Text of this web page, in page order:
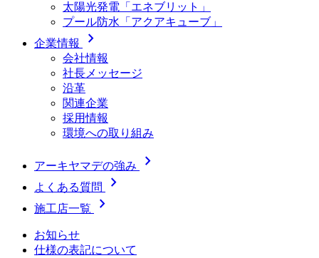
太陽光発電「エネブリット」
プール防水「アクアキューブ」
企業情報
chevron_right
会社情報
社長メッセージ
沿革
関連企業
採用情報
環境への取り組み
アーキヤマデの強み chevron_right
よくある質問 chevron_right
施工店一覧 chevron_right
お知らせ
仕様の表記について